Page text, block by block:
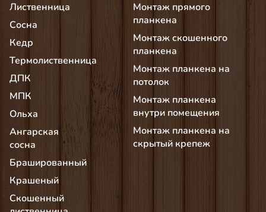
Лиственница
Сосна
Кедр
Термолиственница
ДПК
МПК
Ольха
Ангарская
сосна
Брашированный
Крашеный
Скошенный
Монтаж прямого
планкена
Монтаж скошенного
планкена
Монтаж планкена на
потолок
Монтаж планкена
внутри помещения
Монтаж планкена на
скрытый крепеж